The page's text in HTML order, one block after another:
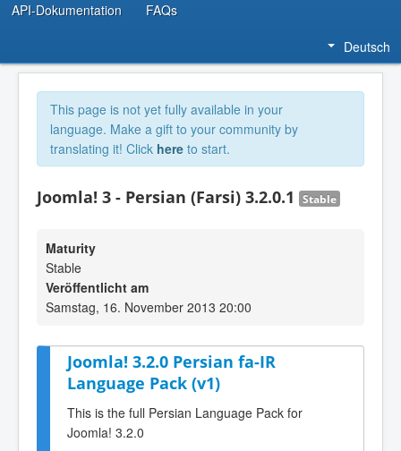
API-Dokumentation FAQs
Deutsch
This page is not yet fully available in your
language. Make a gift to your community by
translating it! Click here to start.
Joomla! 3 - Persian (Farsi) 3.2.0.1 Stable
Maturity
Stable
Veröffentlicht am
Samstag, 16. November 2013 20:00
Joomla! 3.2.0 Persian fa-IR
Language Pack (v1)
This is the full Persian Language Pack for
Joomla! 3.2.0